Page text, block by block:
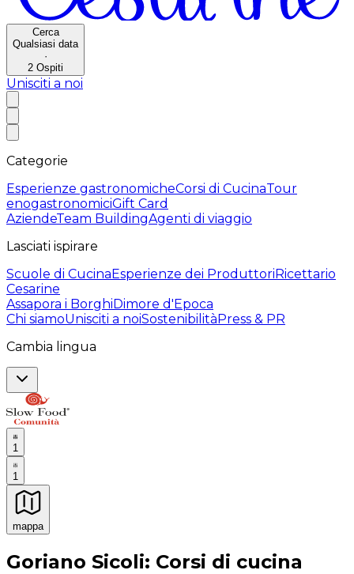
Cerca
Qualsiasi data
·
2 Ospiti
Unisciti a noi
Categorie
Esperienze gastronomicheCorsi di CucinaTour
enogastronomiciGift Card
AziendeTeam BuildingAgenti di viaggio
Lasciati ispirare
Scuole di CucinaEsperienze dei ProduttoriRicettario
Cesarine
Assapora i BorghiDimore d'Epoca
Chi siamoUnisciti a noiSostenibilitàPress & PR
Cambia lingua
1
1
mappa
Esperienze culinarie indimenticabili: Esperienze
Goriano Sicoli: Corsi di cucina